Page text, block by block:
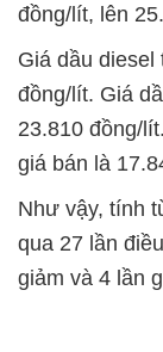
đồng/lít, lên
Giá dầu diesel
đồng/lít. Giá
23.810 đồng/
giá bán là
Như vậy, tính
qua 27 lần
giảm và 4 lần